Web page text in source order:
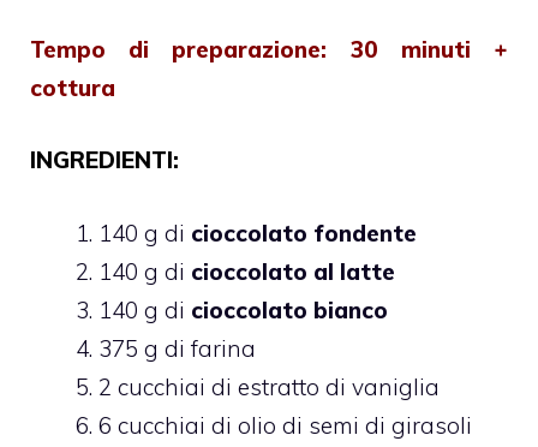
Tempo di preparazione: 30 minuti +
cottura
INGREDIENTI:
140 g di cioccolato fondente
140 g di cioccolato al latte
140 g di cioccolato bianco
375 g di farina
2 cucchiai di estratto di vaniglia
6 cucchiai di olio di semi di girasoli